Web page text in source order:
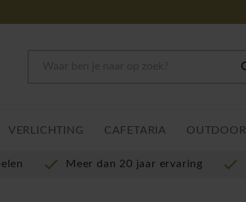
VERLICHTING CAFETARIA OUTDOOR
Meer dan 20 jaar ervaring